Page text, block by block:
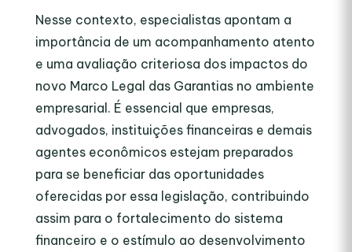
Nesse contexto, especialistas apontam a
importância de um acompanhamento atento
e uma avaliação criteriosa dos impactos do
novo Marco Legal das Garantias no ambiente
empresarial. É essencial que empresas,
advogados, instituições financeiras e demais
agentes econômicos estejam preparados
para se beneficiar das oportunidades
oferecidas por essa legislação, contribuindo
assim para o fortalecimento do sistema
financeiro e o estímulo ao desenvolvimento